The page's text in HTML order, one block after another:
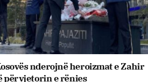
nderojnë heroizmat e Zahir
përvjetorin e rënies